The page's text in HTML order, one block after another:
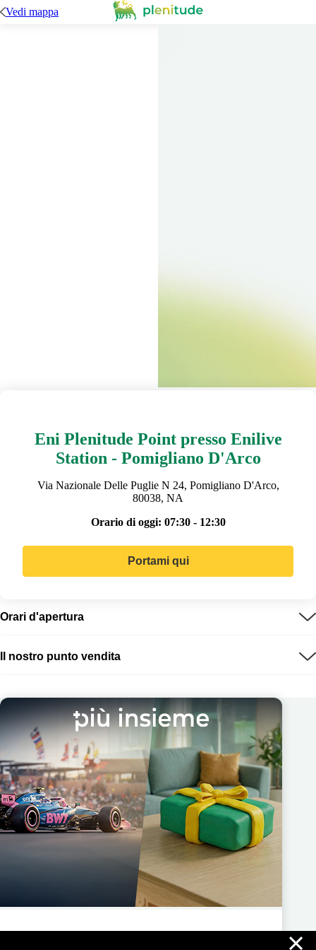
×
Vedi mappa
Eni Plenitude Point presso Enilive
Station - Pomigliano D'Arco
Via Nazionale Delle Puglie N 24, Pomigliano D'Arco,
80038, NA
Orario di oggi: 07:30 - 12:30
Portami qui
Orari d'apertura
Il nostro punto vendita